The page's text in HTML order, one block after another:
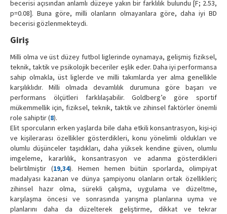
becerisi açısından anlamlı düzeye yakın bir farklılık bulundu [F; 2.53,
p=0.08]. Buna göre, milli olanların olmayanlara göre, daha iyi BD
becerisi gözlenmekteydi.
Giriş
Milli olma ve üst düzey futbol liglerinde oynamaya, gelişmiş fiziksel,
teknik, taktik ve psikolojik beceriler eşlik eder. Daha iyi performansa
sahip olmakla, üst liglerde ve milli takımlarda yer alma genellikle
karşılıklıdır. Milli olmada devamlılık durumuna göre başarı ve
performans ölçütleri farklılaşabilir. Goldberg’e göre sportif
mükemmellik için, fiziksel, teknik, taktik ve zihinsel faktörler önemli
role sahiptir (8).
Elit sporcuların erken yaşlarda bile daha etkili konsantrasyon, kişi-içi
ve kişilerarası özellikler gösterdikleri, konu yönelimli oldukları ve
olumlu düşünceler taşıdıkları, daha yüksek kendine güven, olumlu
imgeleme, kararlılık, konsantrasyon ve adanma gösterdikleri
belirtilmiştir (19,34). Hemen hemen bütün sporlarda, olimpiyat
madalyası kazanan ve dünya şampiyonu olanların ortak özellikleri;
zihinsel hazır olma, sürekli çalışma, uygulama ve düzeltme,
karşılaşma öncesi ve sonrasında yarışma planlarına uyma ve
planlarını daha da düzelterek geliştirme, dikkat ve tekrar